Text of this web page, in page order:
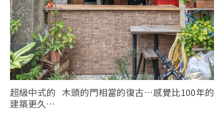
超級中式的 木頭的門相當的復古…感覺比100年的
建築更久…